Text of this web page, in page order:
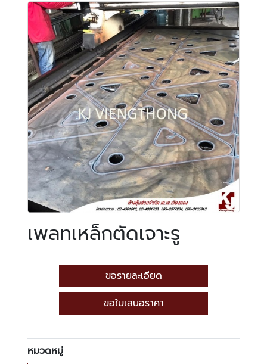
เพลทเหล็กตัดเจาะรู
ขอรายละเอียด
ขอใบเสนอราคา
หมวดหมู่